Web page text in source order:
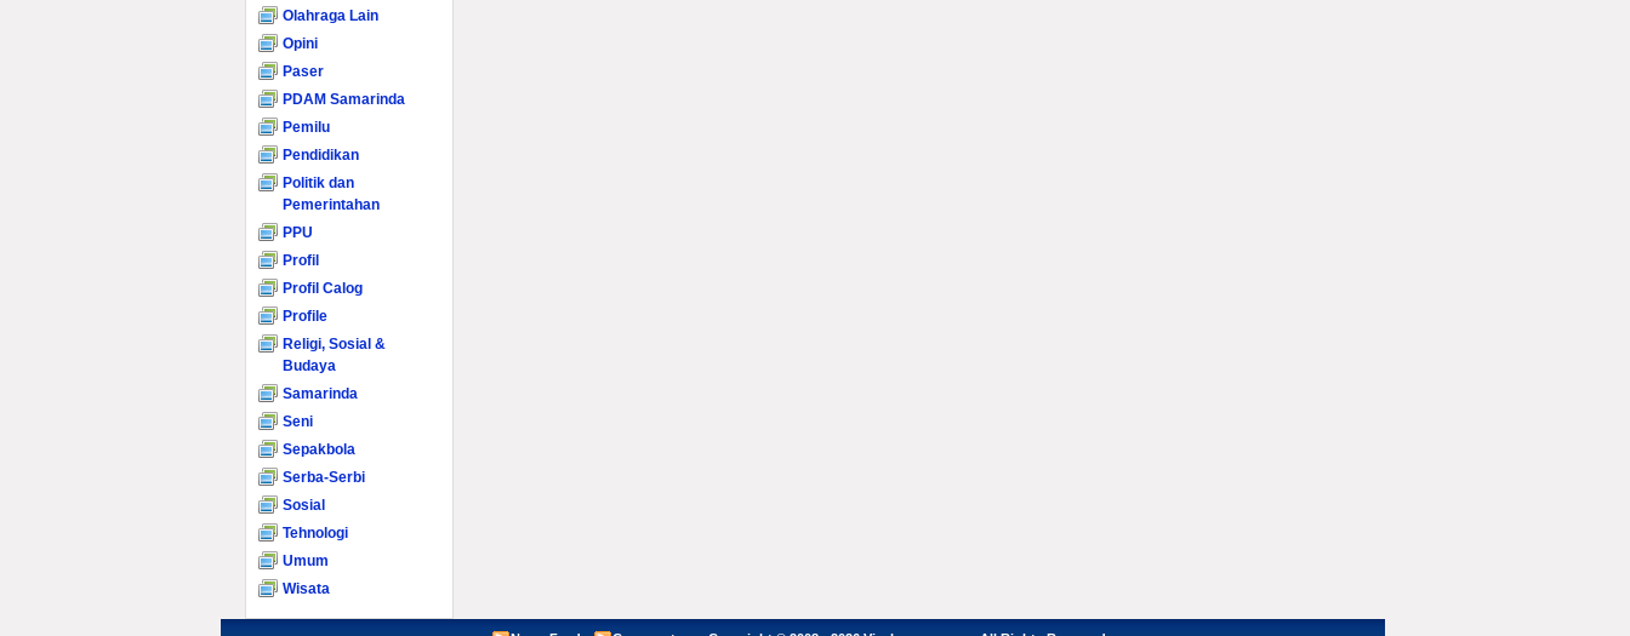
Olahraga Lain
Opini
Paser
PDAM Samarinda
Pemilu
Pendidikan
Politik dan
Pemerintahan
PPU
Profil
Profil Calog
Profile
Religi, Sosial &
Budaya
Samarinda
Seni
Sepakbola
Serba-Serbi
Sosial
Tehnologi
Umum
Wisata